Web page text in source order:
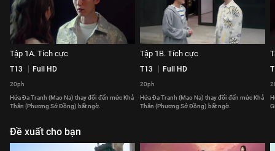
Tập 1A. Tích cực
T13 Full HD
20ph
Hứa Đa Tranh (Mao Na) thay đổi đến mức Khả
Thân (Phương Sở Đồng) bất ngờ.
Tập 1B. Tích cực
T13 Full HD
20ph
Hứa Đa Tranh (Mao Na) thay đổi đến mức Khả
Thân (Phương Sở Đồng) bất ngờ.
Đề xuất cho bạn